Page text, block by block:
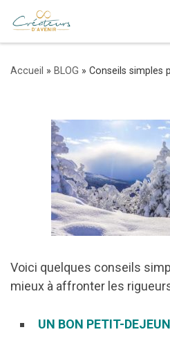
Skip to content
Accueil » BLOG » Conseils simples
Voici quelques conseils
mieux à affronter les
UN BON PETIT-